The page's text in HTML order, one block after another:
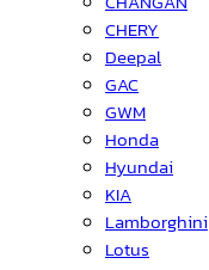
CHERY
Deepal
GAC
GWM
Honda
Hyundai
KIA
Lamborghini
Lotus